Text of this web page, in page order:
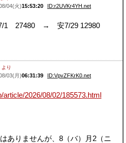
04(火)15:53:20 ID:r2UVKr4YH.net
1 27480 → 安7/29 12980
より
03(月)06:31:39 ID:VpvZFKrK0.net
2026/08/02/185573.html
ありませんが、8（バ）月2（ニ